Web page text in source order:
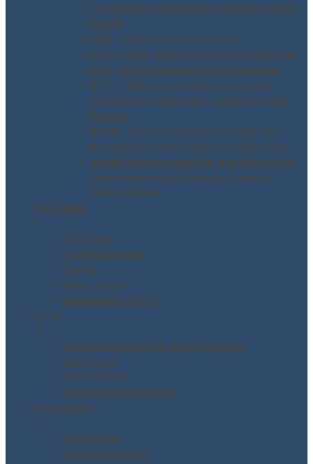
Consulenza valutazione Rischio Stress
DUVRI
DVR – Valutazione dei rischi
PEE – Piano di Emergenza Evacuazione
POS – Piano Operativo di Sicurezza
RLST – Rappresentante Lavoratori
Sicurezza Territoriale – supporto alla
nomina
RSPP – Incarico di Responsabile del
Servizio di Prevenzione e Protezione
Analisi tecnica gratuita: sopralluogo in
sede e parere preliminare tramite
Questionario
Chi Siamo
▼
Chi Siamo
MODINETWORK
Clienti
Dove siamo
Recensioni Clienti
Corsi
▼
Piattaforma corsi e-learning MODI
Lista corsi
SHOP CORSI
Condizioni di vendita
Contattaci
▼
Contattaci
Invio documenti